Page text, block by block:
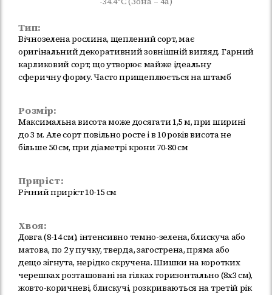
Тип:
Вічнозелена рослина, щеплений сорт, має
оригінальний декоративний зовнішній вигляд. Гарний
карликовий сорт, що утворює майже ідеальну
сферичну форму. Часто прищеплюється на штамб
Розмір:
Максимальна висота може досягати 1,5 м, при ширині
до 3 м. Але сорт повільно росте і в 10 років висота не
більше 50 см, при діаметрі крони 70-80 см
Приріст:
Річний приріст 10-15 см
Хвоя:
Довга (8-14 см), інтенсивно темно-зелена, блискуча або
матова, по 2 у пучку, тверда, загострена, пряма або
дещо зігнута, нерідко скручена. Шишки на коротких
черешках розташовані на гілках горизонтально (8х3 см),
жовто-коричневі, блискучі, розкриваються на третій рік